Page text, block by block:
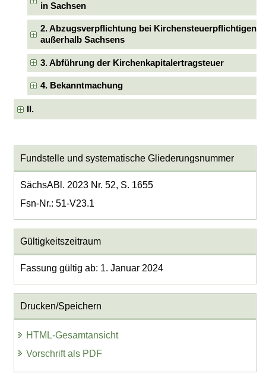
in Sachsen
2. Abzugsverpflichtung bei Kirchensteuerpflichtigen
außerhalb Sachsens
3. Abführung der Kirchenkapitalertragsteuer
4. Bekanntmachung
II.
Fundstelle und systematische Gliederungsnummer
SächsABl. 2023 Nr. 52, S. 1655
Fsn-Nr.: 51-V23.1
Gültigkeitszeitraum
Fassung gültig ab: 1. Januar 2024
Drucken/Speichern
HTML-Gesamtansicht
Vorschrift als PDF